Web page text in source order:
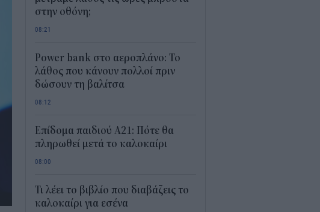
στην οθόνη;
08:21
Power bank στο αεροπλάνο: Το
λάθος που κάνουν πολλοί πριν
δώσουν τη βαλίτσα
08:12
Επίδομα παιδιού Α21: Πότε θα
πληρωθεί μετά το καλοκαίρι
08:00
Τι λέει το βιβλίο που διαβάζεις το
καλοκαίρι για εσένα